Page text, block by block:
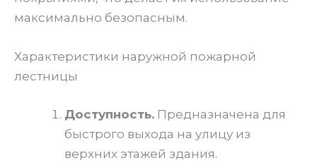
максимально безопасным.
Характеристики наружной пожарной
лестницы
Доступность. Предназначена для
быстрого выхода на улицу из
верхних этажей здания.